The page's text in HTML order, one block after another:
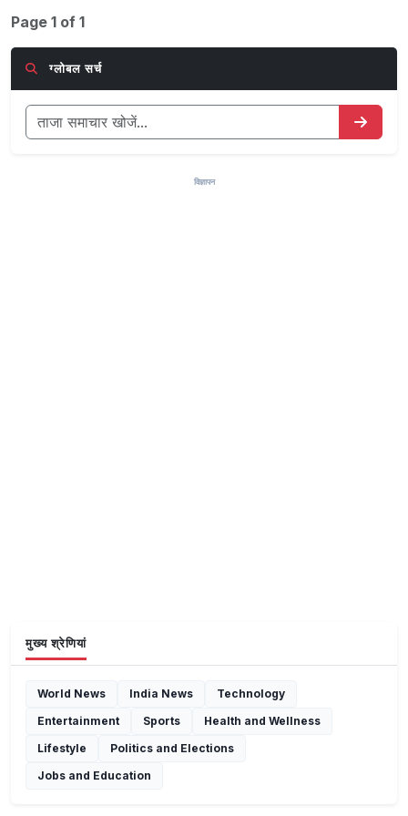
Page 1 of 1
ग्लोबल सर्च
विज्ञापन
मुख्य श्रेणियां
World News India News
Technology
Entertainment
Sports
Health and Wellness
Lifestyle
Politics and Elections
Jobs and Education